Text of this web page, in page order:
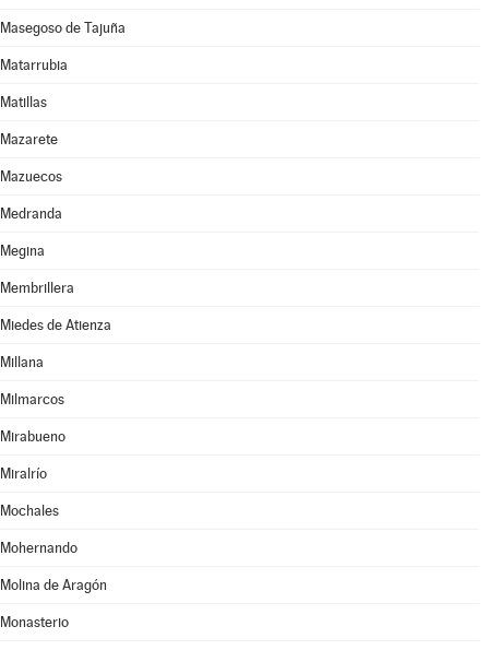
Masegoso de Tajuña
Matarrubia
Matillas
Mazarete
Mazuecos
Medranda
Megina
Membrillera
Miedes de Atienza
Millana
Milmarcos
Mirabueno
Miralrío
Mochales
Mohernando
Molina de Aragón
Monasterio